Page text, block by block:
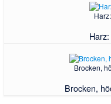
Brocken,
Brocken,